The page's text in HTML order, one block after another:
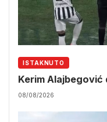
ISTAKNUTO
Kerim
08/08/2026